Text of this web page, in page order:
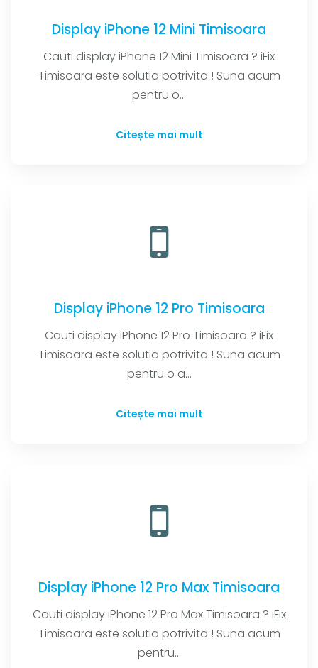
Display iPhone 12 Mini Timisoara
Cauti display iPhone 12 Mini Timisoara ? iFix
Timisoara este solutia potrivita ! Suna acum
pentru o...
Citește mai mult
Display iPhone 12 Pro Timisoara
Cauti display iPhone 12 Pro Timisoara ? iFix
Timisoara este solutia potrivita ! Suna acum
pentru o a...
Citește mai mult
Display iPhone 12 Pro Max Timisoara
Cauti display iPhone 12 Pro Max Timisoara ? iFix
Timisoara este solutia potrivita ! Suna acum
pentru...